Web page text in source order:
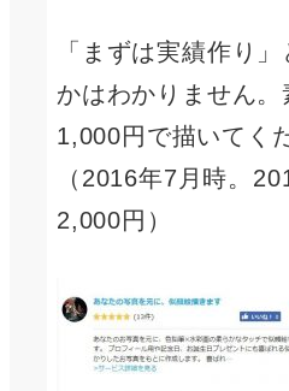
「まずは実績作り
かはわかりません。
1,000円で描いてく
（2016年7月時。
2,000円）